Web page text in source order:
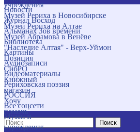
учреждения
Музей Рериха в Новосибирске
Музей Рериха на Алтае
Музей Абрамова в Венёве
"Наследие Алтая" - Верх-Уймон
Позиция
СибРО
Книжный
магазин
Хочу
помочь
Поиск
Новости
Журнал Восход
Альманах Зов времени
Библиотека
Картины
Аудиозаписи
Видеоматериалы
Рериховская поэзия
РОССИЯ
Все соцсети
Музеи и
учреждения